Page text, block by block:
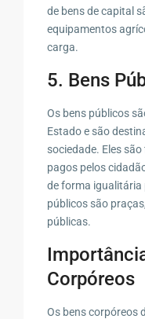
de bens de capital
equipamentos
carga.
5. Bens
Os bens públicos
Estado e são
sociedade. Eles
pagos pelos
de forma igualitária
públicos são
públicas.
Corpóreos
Os bens corpóreos